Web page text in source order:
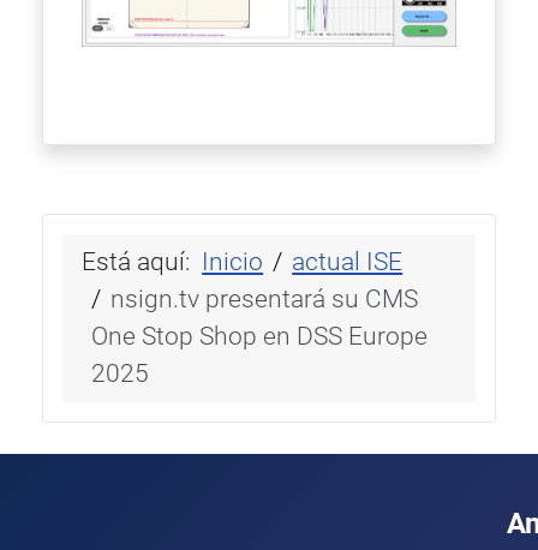
Está aquí: Inicio
actual ISE
nsign.tv presentará su CMS
One Stop Shop en DSS Europe
2025